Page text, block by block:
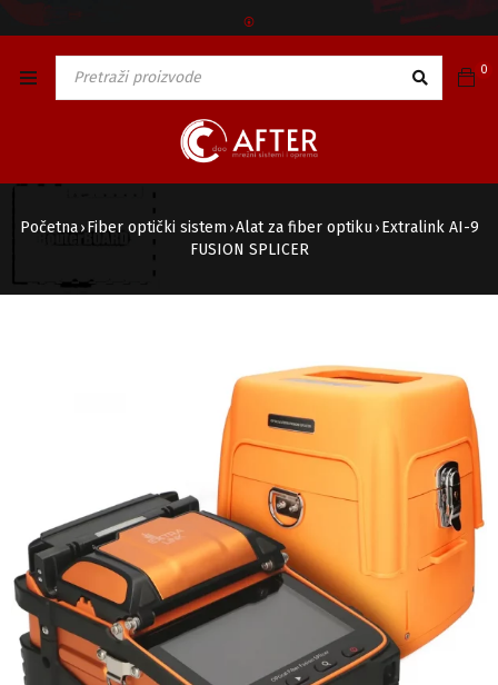
🅯
0
Početna › Fiber optički sistem ›Alat za fiber optiku › Extralink AI-9
FUSION SPLICER